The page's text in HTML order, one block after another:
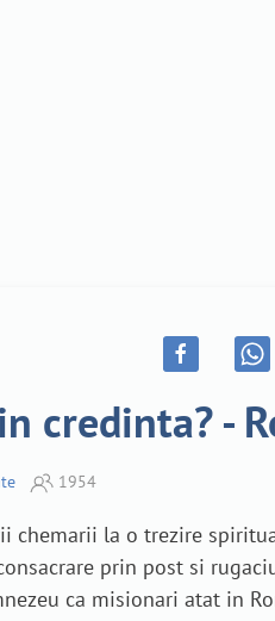
credinta? -
1954
chemarii la o trezire
prin post si
ca misionari atat in